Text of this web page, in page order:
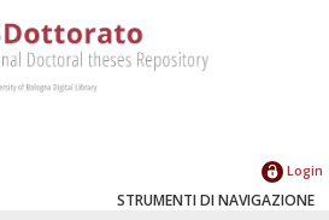
Login
STRUMENTI DI NAVIGAZIONE